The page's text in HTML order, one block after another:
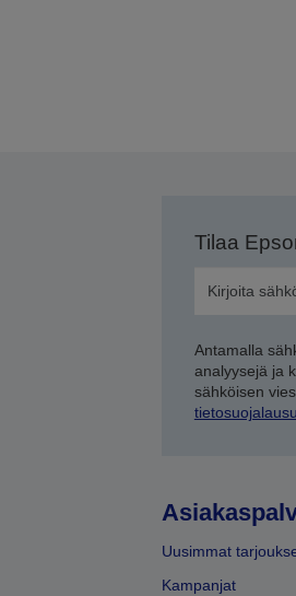
Tilaa
Antamalla
analyysejä ja
sähköisen
Uusimmat
Kampanjat